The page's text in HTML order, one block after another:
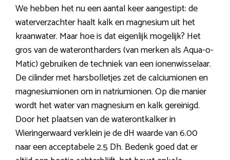
We hebben het nu een aantal keer aangestipt: de
waterverzachter haalt kalk en magnesium uit het
kraanwater. Maar hoe is dat eigenlijk mogelijk? Het
gros van de waterontharders (van merken als Aqua-o-
Matic) gebruiken de techniek van een ionenwisselaar.
De cilinder met harsbolletjes zet de calciumionen en
magnesiumionen om in natriumionen. Op die manier
wordt het water van magnesium en kalk gereinigd.
Door het plaatsen van de waterontkalker in
Wieringerwaard verklein je de dH waarde van 6.00
naar een acceptabele 2.5 Dh. Bedenk goed dat er